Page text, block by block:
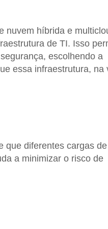
nuvem híbrida e
de TI. Isso
escolhendo a
essa infraestrutura, na
que diferentes cargas de
a minimizar o risco de